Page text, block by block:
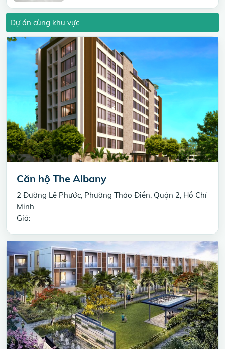
Dự án cùng khu vực
Căn hộ The Albany
2 Đường Lê Phước, Phường Thảo Điền, Quận 2, Hồ Chí
Minh
Giá: